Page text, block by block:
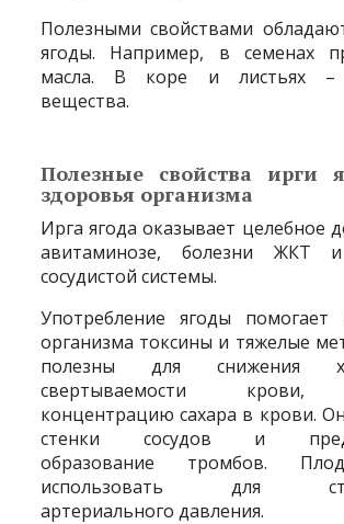
Полезными свойствами
ягоды. Например, в семенах
масла. В коре и листьях –
вещества.
Полезные свойства ирги
здоровья организма
Ирга ягода оказывает целебное
авитаминозе, болезни ЖКТ и
сосудистой системы.
Употребление ягоды помогает
организма токсины и тяжелые
полезны для снижения
свертываемости крови,
концентрацию сахара в крови.
стенки сосудов и
образование тромбов.
использовать для
артериального давления.